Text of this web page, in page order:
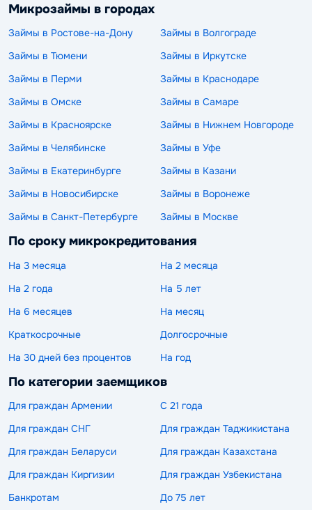
Микрозаймы в городах
Займы в Ростове-на-Дону
Займы в Волгограде
Займы в Тюмени
Займы в Иркутске
Займы в Перми
Займы в Краснодаре
Займы в Омске
Займы в Самаре
Займы в Красноярске
Займы в Нижнем Новгороде
Займы в Челябинске
Займы в Уфе
Займы в Екатеринбурге
Займы в Казани
Займы в Новосибирске
Займы в Воронеже
Займы в Санкт-Петербурге
Займы в Москве
По сроку микрокредитования
На 3 месяца
На 2 месяца
На 2 года
На 5 лет
На 6 месяцев
На месяц
Краткосрочные
Долгосрочные
На 30 дней без процентов
На год
По категории заемщиков
Для граждан Армении
С 21 года
Для граждан СНГ
Для граждан Таджикистана
Для граждан Беларуси
Для граждан Казахстана
Для граждан Киргизии
Для граждан Узбекистана
Банкротам
До 75 лет